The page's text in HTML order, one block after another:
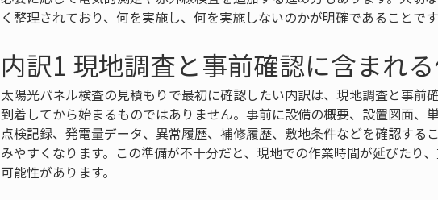
く整理されており、何を実施し、何を実施しないのかが明確であることです
内訳1 現地調査と事前確認に含まれ
太陽光パネル検査の見積もりで最初に確認したい内訳は、現地調査と事前
到着してから始まるものではありません。事前に設備の概要、設置図面、
点検記録、発電量データ、異常履歴、補修履歴、敷地条件などを確認する
みやすくなります。この準備が不十分だと、現地での作業時間が延びたり
可能性があります。